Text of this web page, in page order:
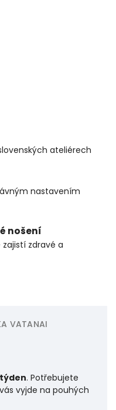
ateliérech
nastavením
nošení
zdravé a
VATANAI
. Potřebujete
vás vyjde na pouhých